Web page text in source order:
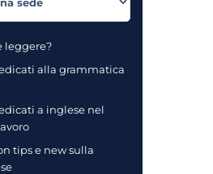
leggere?
alla grammatica
a inglese nel
tips e new sulla